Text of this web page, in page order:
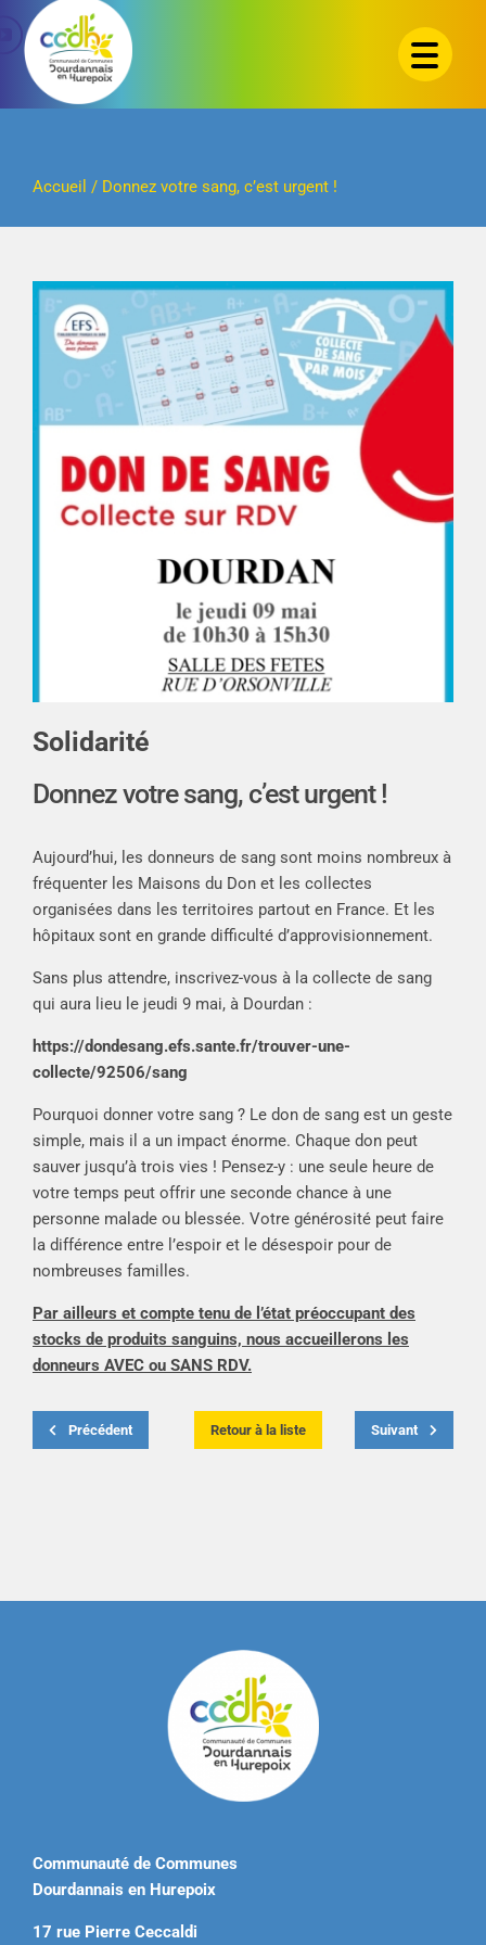
Passer
contenu
Accueil / Donnez votre sang, c’est urgent !
Solidarité
Donnez votre sang, c’est urgent !
Aujourd’hui, les donneurs de sang sont moins nombreux à
fréquenter les Maisons du Don et les collectes
organisées dans les territoires partout en France. Et les
hôpitaux sont en grande difficulté d’approvisionnement.
Sans plus attendre, inscrivez-vous à la collecte de sang
qui aura lieu le jeudi 9 mai, à Dourdan :
https://dondesang.efs.sante.fr/trouver-une-
collecte/92506/sang
Pourquoi donner votre sang ? Le don de sang est un geste
simple, mais il a un impact énorme. Chaque don peut
sauver jusqu’à trois vies ! Pensez-y : une seule heure de
votre temps peut offrir une seconde chance à une
personne malade ou blessée. Votre générosité peut faire
la différence entre l’espoir et le désespoir pour de
nombreuses familles.
Par ailleurs et compte tenu de l’état préoccupant des
stocks de produits sanguins, nous accueillerons les
donneurs AVEC ou SANS RDV.
Précédent Retour à la liste Suivant
Communauté de Communes
Dourdannais en Hurepoix
17 rue Pierre Ceccaldi